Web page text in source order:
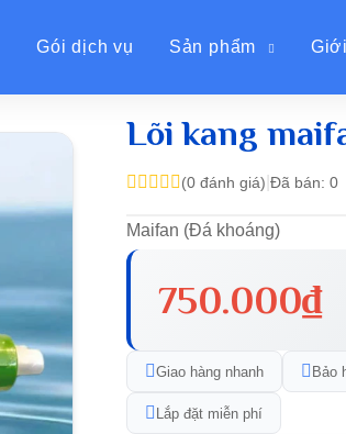
Gói dịch vụ Sản phẩm
Lõi kang
(0 đánh giá) Đã bán: 0
Maifan (Đá khoáng)
750.000₫
Giao hàng nhanh Bảo
Lắp đặt miễn phí